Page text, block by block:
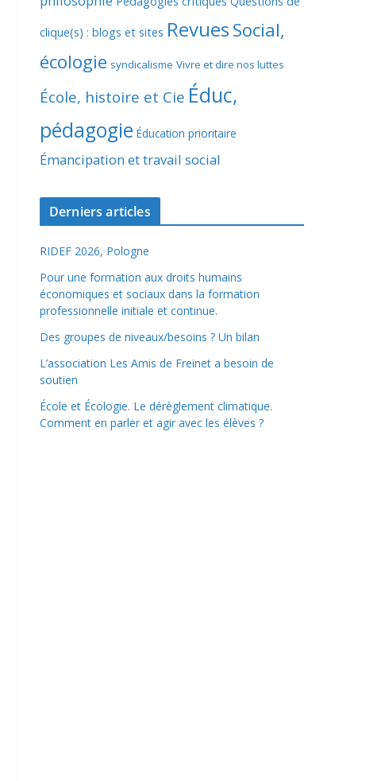
clique(s) : blogs et sites RevuesSocial,
écologie syndicalisme Vivre et dire nos luttes
École, histoire et Cie Éduc,
pédagogie Éducation prioritaire
Émancipation et travail social
Derniers articles
RIDEF 2026, Pologne
Pour une formation aux droits humains
économiques et sociaux dans la formation
professionnelle initiale et continue.
Des groupes de niveaux/besoins ? Un bilan
L’association Les Amis de Freinet a besoin de
soutien
École et Écologie. Le dérèglement climatique.
Comment en parler et agir avec les élèves ?